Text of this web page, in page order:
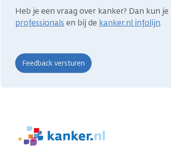
Heb je een vraag over kanker? Dan kun
professionals en bij de kanker.nl infolijn.
We